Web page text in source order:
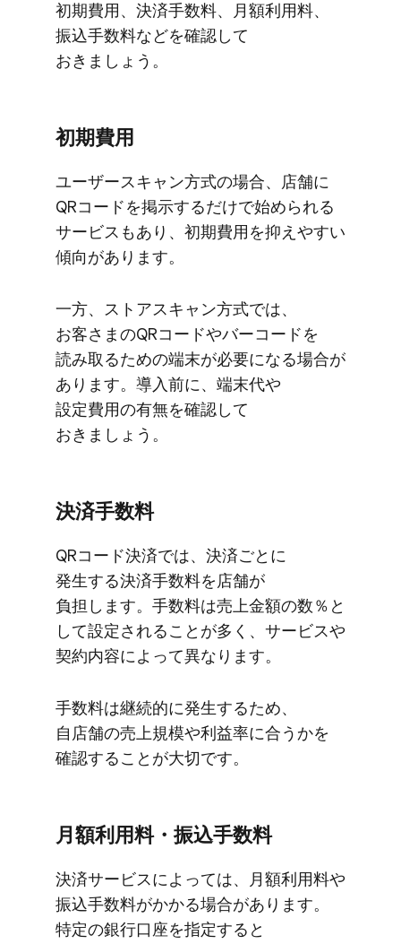
初期費用、​決済手数料、​月額利用料、​
振込手数料などを​確認して​
おきましょう。
初期費用
ユーザースキャン方式の​場合、​店舗に​
QRコードを​掲示するだけで​始められる​
サービスも​あり、​初期費用を​抑えやすい​
傾向が​あります。
一方、​ストアスキャン方​式では、​
お客さまの​QRコードや​バーコードを​
読み取る​ための​端末が​必要になる​場合が​
あります。​導入前に、​端末代や​
設定費用の​有無を​確認して​
おきましょう。
決済手数料
QRコード決済では、​決済ごとに​
発生する​決済手数料を​店舗が​
負担します。​手数料は​売上金額の​数％と​
して​設定される​ことが​多く、​サービスや​
契約内容に​よって​異なります。
手数料は​継続的に​発生する​ため、​
自店舗の​売上規模や​利益率に​合うかを​
確認する​ことが​大切です。
月額利用料・​振込手数料
決済サービスに​よっては、​月額利用料や​
振込手数料が​かかる​場合が​あります。​
特定の​銀行口座を​指定すると​